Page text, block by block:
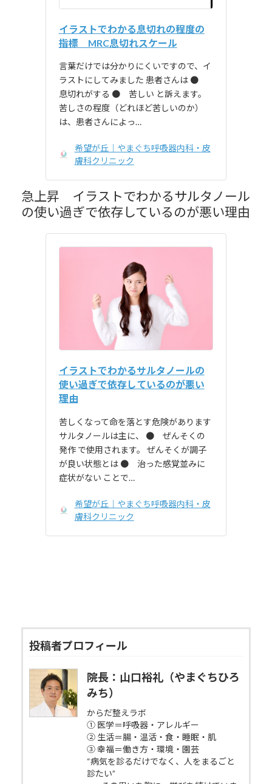
イラストでわかる息切れの程度の
指標 MRC息切れスケール
言葉だけでは分かりにくいですので、イ
ラストにしてみました 患者さんは ●
息切れがする ● 苦しい と訴えます。
苦しさの程度（どれほど苦しいのか）
は、患者さんによっ…
希望が丘｜やまぐち呼吸器内科・皮
膚科クリニック
急上昇 イラストでわかるサルタノール
の使い過ぎで依存しているのが悪い理由
イラストでわかるサルタノールの
使い過ぎで依存しているのが悪い
理由
苦しくなって命を落とす危険があります
サルタノールは主に、 ● ぜんそくの
発作 で使用されます。 ぜんそくが調子
が良い状態とは ● 治った感覚並みに
症状がない ことで…
希望が丘｜やまぐち呼吸器内科・皮
膚科クリニック
投稿者プロフィール
院長：山口裕礼（やまぐちひろ
みち）
からだ整えラボ
① 医学＝呼吸器・アレルギー
② 生活＝腸・温活・食・睡眠・肌
③ 幸福＝働き方・環境・園芸
“病気を診るだけでなく、人をまるごと
診たい”